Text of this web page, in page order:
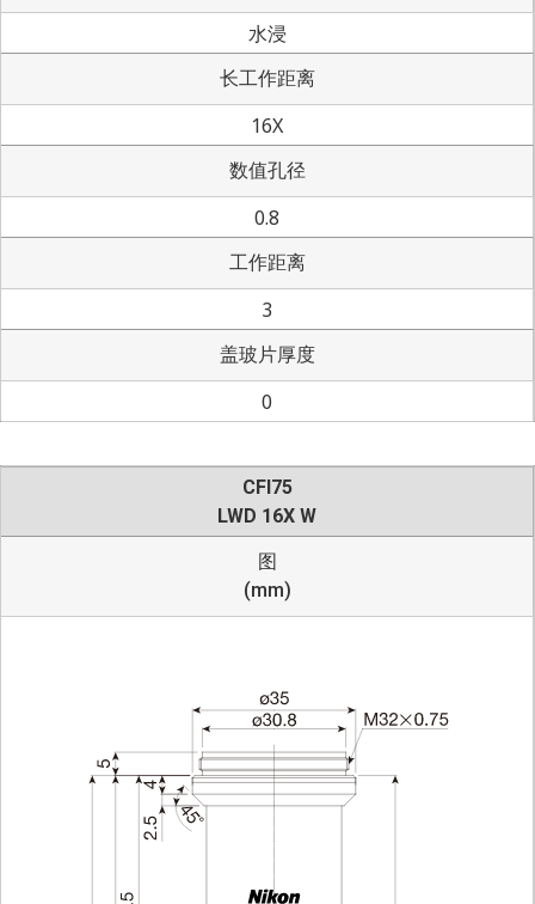
水浸
长工作距离
16X
数值孔径
0.8
工作距离
3
盖玻片厚度
0
CFI75
LWD 16X W
图
(mm)